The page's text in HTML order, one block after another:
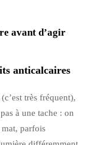
avant d’agir
anticalcaires
très fréquent),
à une tache : on
parfois